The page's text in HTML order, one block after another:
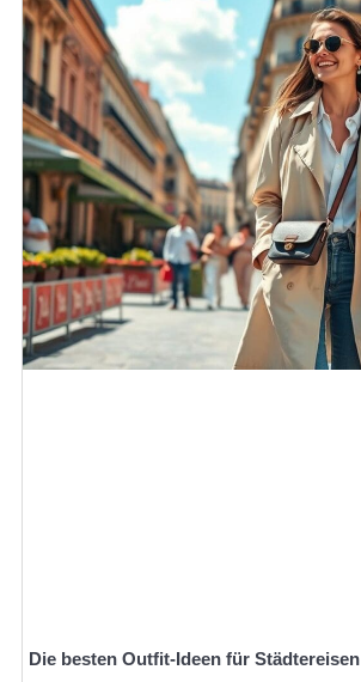
Die besten Outfit-Ideen für Städtereisen